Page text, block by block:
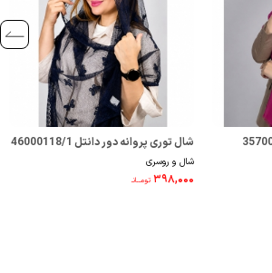
شال توری پروانه دور دانتل 46000118/1
شال و روسری
۳۹۸,۰۰۰ تومــانـ